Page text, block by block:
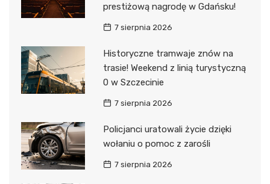
prestiżową nagrodę w Gdańsku!
7 sierpnia 2026
Historyczne tramwaje znów na
trasie! Weekend z linią turystyczną
0 w Szczecinie
7 sierpnia 2026
Policjanci uratowali życie dzięki
wołaniu o pomoc z zarośli
7 sierpnia 2026